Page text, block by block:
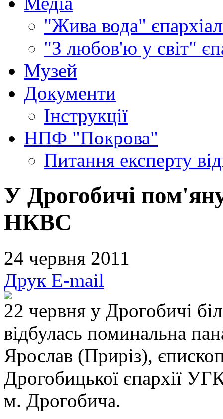
"Жива вода"
"З любов'ю у світ"
Музей
Документи
Інструкції
НПФ "Покрова"
Питання експерту
У Дрогобичі
НКВС
24 червня 2011
Друк E-mail
22 червня у Дрогобичі
відбулась поминальна
Ярослав (Приріз),
Дрогобицької єпархії
м. Дрогобича.